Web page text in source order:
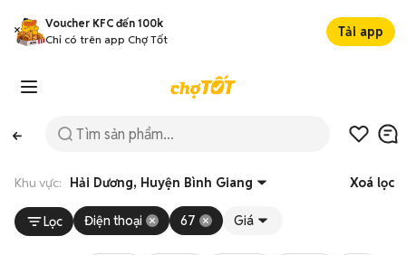
Voucher KFC đến 100k
Chỉ có trên app Chợ Tốt
Tải app
Khu vực: Hải Dương, Huyện Bình Giang Xoá lọc
Lọc Điện thoại 67 Giá